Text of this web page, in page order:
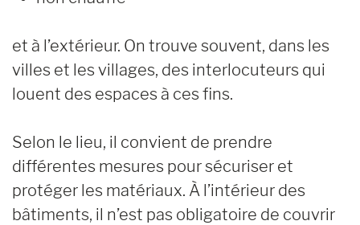
et à l’extérieur. On trouve souvent, dans les
villes et les villages, des interlocuteurs qui
louent des espaces à ces fins.
Selon le lieu, il convient de prendre
différentes mesures pour sécuriser et
protéger les matériaux. À l’intérieur des
bâtiments, il n’est pas obligatoire de couvrir